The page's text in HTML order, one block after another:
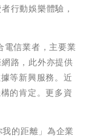
行動娛樂體驗，
電信業者，主要業
路，此外亦提供
等新興服務。近
的肯定。更多資
我的距離」為企業